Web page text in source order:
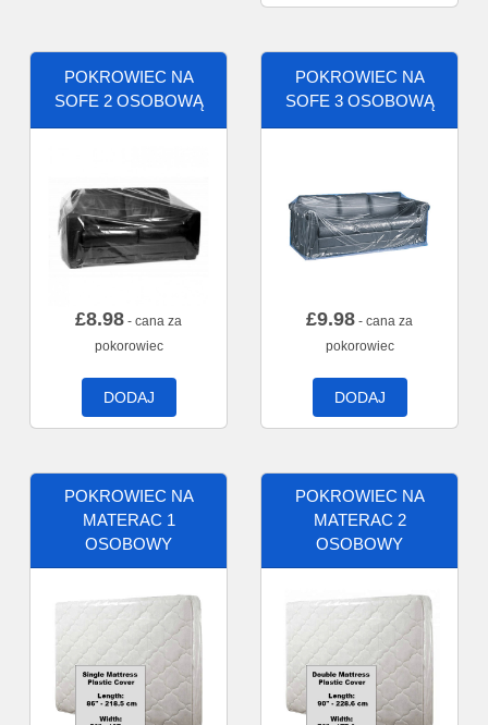
POKROWIEC NA
SOFE 2 OSOBOWĄ
£8.98 - cana za
pokorowiec
DODAJ
POKROWIEC NA
SOFE 3 OSOBOWĄ
£9.98 - cana za
pokorowiec
DODAJ
POKROWIEC NA
MATERAC 1
OSOBOWY
POKROWIEC NA
MATERAC 2
OSOBOWY